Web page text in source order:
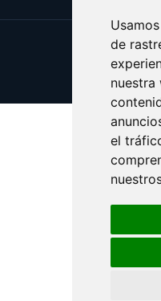
de
nuestra
el
Update